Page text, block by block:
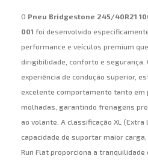
O Pneu Bridgestone 245/40R21
001 foi desenvolvido
performance e veículos premium
dirigibilidade, conforto e segurança.
experiência de condução superior,
excelente comportamento tanto em
molhadas, garantindo frenagens
ao volante. A classificação XL (Extra
capacidade de suportar maior
Run Flat proporciona a tranquilidade